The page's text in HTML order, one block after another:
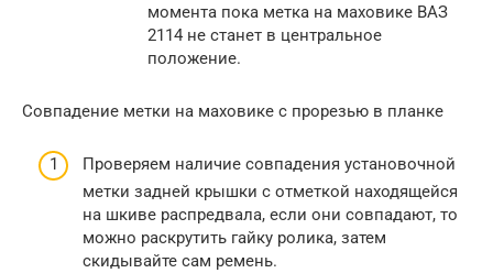
момента пока метка на маховике ВАЗ
2114 не станет в центральное
положение.
Совпадение метки на маховике с прорезью в планке
Проверяем наличие совпадения установочной
метки задней крышки с отметкой находящейся
на шкиве распредвала, если они совпадают, то
можно раскрутить гайку ролика, затем
скидывайте сам ремень.